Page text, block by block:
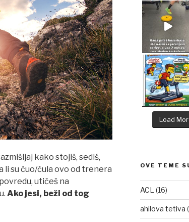
kako stojiš, sediš,
li su čuo/čula ovo od trenera
utičeš na
Ako jesi, beži od tog
Load
OVE TEME
ACL (16)
ahilova tetiva